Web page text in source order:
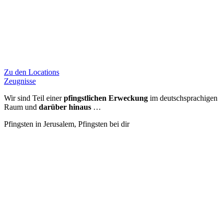
Zu den Locations
Zeugnisse
Wir sind Teil einerpfingstlichen Erweckung im deutschsprachigen
Raum und darüber hinaus …
Pfingsten in Jerusalem, Pfingsten bei dir